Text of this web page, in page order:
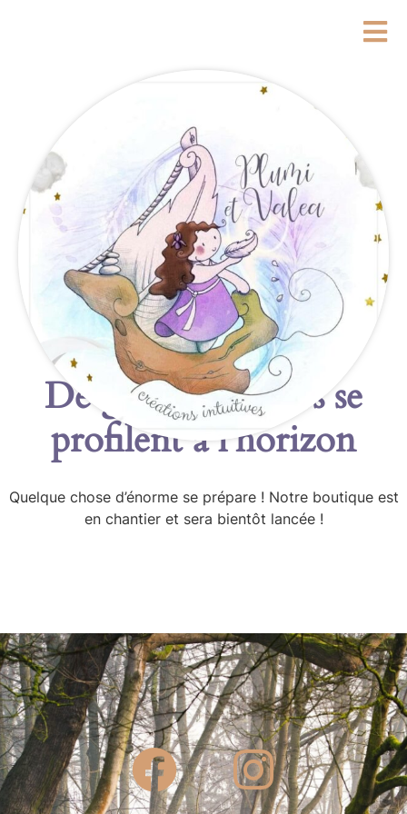
De grandes choses se
profilent à l’horizon
Quelque chose d’énorme se prépare ! Notre boutique est
en chantier et sera bientôt lancée !